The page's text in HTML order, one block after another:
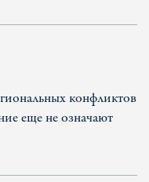
конфликтов
еще не означают